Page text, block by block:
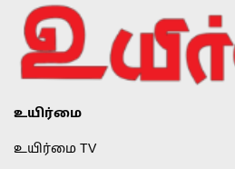
உயிர்மை
உயிர்மை TV